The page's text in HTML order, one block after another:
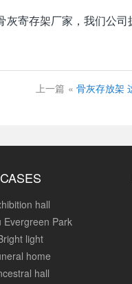
寄存架厂家，我们公
上一篇 « 骨灰存放架
CASES
hall
Evergreen Park
light
home
hall